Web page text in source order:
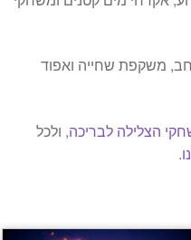
משקפת שחייה ואפוד
הצלילה לבריכה, ולכל
.